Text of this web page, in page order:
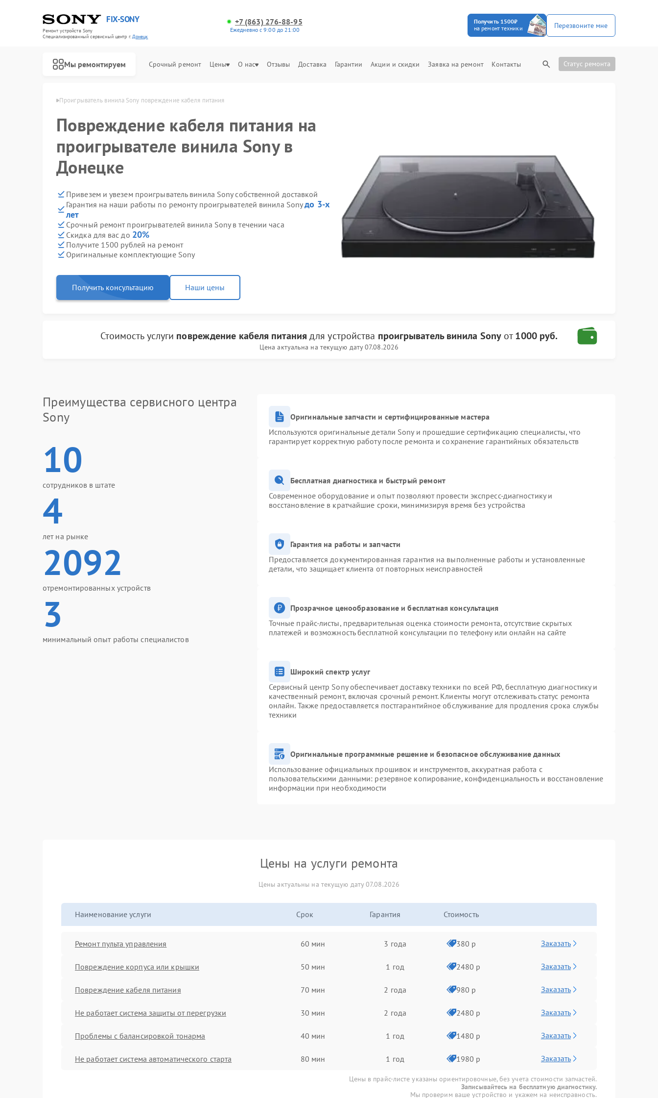
FIX-SONY
Ремонт устройств Sony
Специализированный cервисный центр г.Донецк
+7 (863) 276-88-95
Ежедневно с 9:00 до 21:00
Получить 1500₽
на ремонт техники
Перезвоните мне
Мы ремонтируем Срочный ремонт Цены О нас Отзывы Доставка Гарантии Акции и скидки Заявка на ремонт Контакты Статус ремонта
Sony в Донецке Проигрыватель винила Sony повреждение кабеля питания
Повреждение кабеля питания на
проигрывателе винила Sony в
Донецке
Привезем и увезем проигрыватель винила Sony собственной доставкой
Гарантия на наши работы по ремонту проигрывателей винила Sonyдо 3-х
лет
Срочный ремонт проигрывателей винила Sony в течении часа
Скидка для вас до 20%
Получите 1500 рублей на ремонт
Оригинальные комплектующие Sony
Получить консультацию Наши цены
Стоимость услуги повреждение кабеля питания для устройства проигрыватель винила Sony от1000 руб.
Цена актуальна на текущую дату 07.08.2026
Преимущества сервисного центра
Sony
10
сотрудников в штате
4
лет на рынке
2092
отремонтированных устройств
3
минимальный опыт работы специалистов
Оригинальные запчасти и сертифицированные мастера
Используются оригинальные детали Sony и прошедшие сертификацию специалисты, что
гарантирует корректную работу после ремонта и сохранение гарантийных обязательств
Бесплатная диагностика и быстрый ремонт
Современное оборудование и опыт позволяют провести экспресс-диагностику и
восстановление в кратчайшие сроки, минимизируя время без устройства
Гарантия на работы и запчасти
Предоставляется документированная гарантия на выполненные работы и установленные
детали, что защищает клиента от повторных неисправностей
Прозрачное ценообразование и бесплатная консультация
Точные прайс-листы, предварительная оценка стоимости ремонта, отсутствие скрытых
платежей и возможность бесплатной консультации по телефону или онлайн на сайте
Широкий спектр услуг
Сервисный центр Sony обеспечивает доставку техники по всей РФ, бесплатную диагностику и
качественный ремонт, включая срочный ремонт. Клиенты могут отслеживать статус ремонта
онлайн. Также предоставляется постгарантийное обслуживание для продления срока службы
техники
Оригинальные программные решение и безопасное обслуживание данных
Использование официальных прошивок и инструментов, аккуратная работа с
пользовательскими данными: резервное копирование, конфиденциальность и восстановление
информации при необходимости
Цены на услуги ремонта
Цены актуальны на текущую дату 07.08.2026
Наименование услуги Срок Гарантия Стоимость
Ремонт пульта управления 60 мин 3 года 380 р Заказать
Повреждение корпуса или крышки 50 мин 1 год 2480 р Заказать
Повреждение кабеля питания 70 мин 2 года 980 р Заказать
Не работает система защиты от перегрузки 30 мин 2 года 2480 р Заказать
Проблемы с балансировкой тонарма 40 мин 1 год 1480 р Заказать
Не работает система автоматического старта 80 мин 1 год 1980 р Заказать
Цены в прайс-листе указаны ориентировочные, без учета стоимости запчастей.
Записывайтесь на бесплатную диагностику.
Мы проверим ваше устройство и укажем на неисправность.